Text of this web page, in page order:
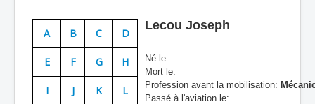
Escadrilles
Organisation
Avions
Personnels
A B C D
E F G H
I J K L
Lecou Joseph
Né le:
Mort le:
Profession avant la mobilisation:
Passé à l'aviation le: